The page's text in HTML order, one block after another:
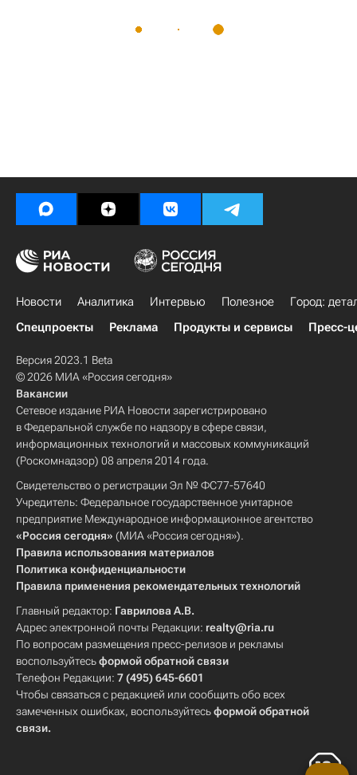
Новости Аналитика Интервью Полезное
Город:
Спецпроекты
Реклама Продукты и сервисы Пресс-
Версия 2023.1 Beta
© 2026 МИА «Россия сегодня»
Вакансии
Сетевое издание РИА Новости зарегистрировано
в Федеральной службе по надзору в сфере связи,
информационных технологий и массовых коммуникаций
(Роскомнадзор) 08 апреля 2014 года.
Свидетельство о регистрации Эл № ФС77-57640
Учредитель: Федеральное государственное унитарное
предприятие Международное информационное агентство
«Россия сегодня» (МИА «Россия сегодня»).
Правила использования материалов
Политика конфиденциальности
Правила применения рекомендательных технологий
Главный редактор: Гаврилова А.В.
Адрес электронной почты Редакции: realty@ria.ru
По вопросам размещения пресс-релизов и рекламы
воспользуйтесьформой обратной связи
Телефон Редакции: 7 (495) 645-6601
Чтобы связаться с редакцией или сообщить обо всех
замеченных ошибках, воспользуйтесьформой обратной
связи.